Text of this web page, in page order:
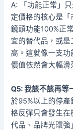
A: 「功能正常」
定價格的核心是
鏡頭功能100%正
宜的替代品，或
高。這就像一支
價值依然會大幅滑
Q5: 我該不該再等
於95%以上的停
格反彈只會發生
代品、品牌光環